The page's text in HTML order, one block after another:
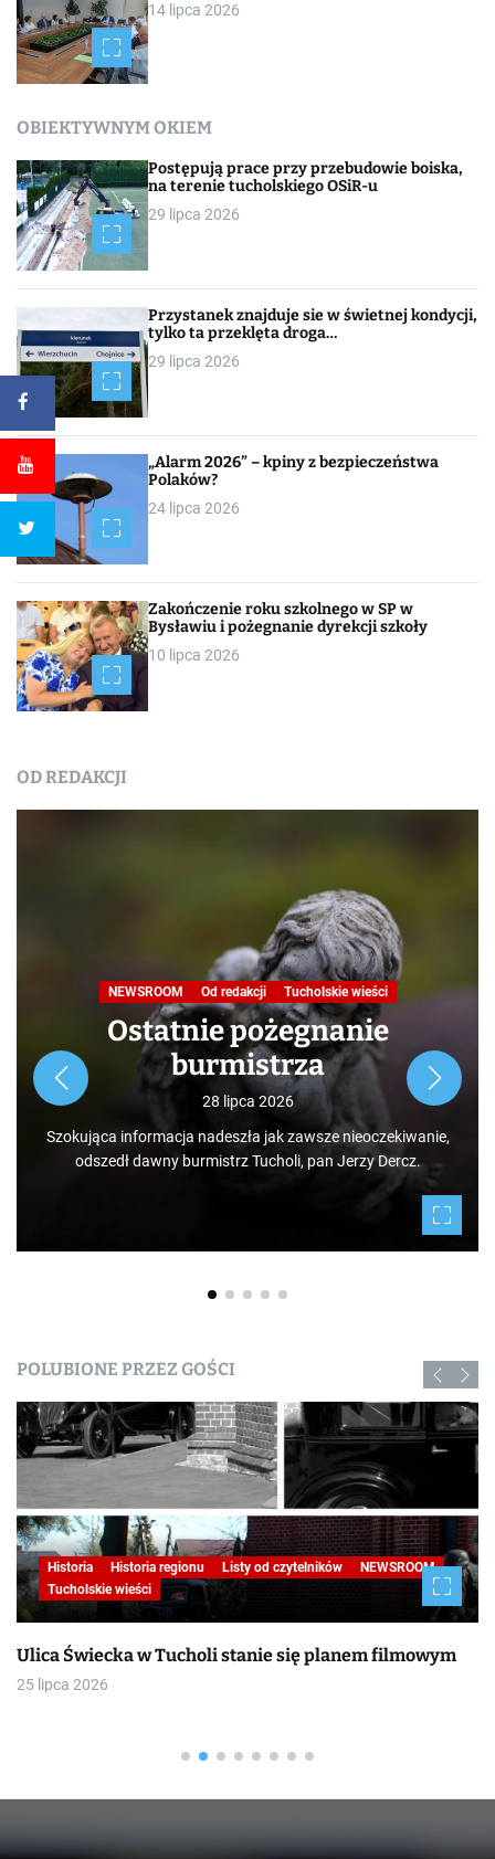
14 lipca 2026
OBIEKTYWNYM OKIEM
Postępują prace przy przebudowie boiska,
na terenie tucholskiego OSiR-u
29 lipca 2026
Przystanek znajduje sie w świetnej kondycji,
tylko ta przeklęta droga…
29 lipca 2026
„Alarm 2026” – kpiny z bezpieczeństwa
Polaków?
24 lipca 2026
Zakończenie roku szkolnego w SP w
Bysławiu i pożegnanie dyrekcji szkoły
10 lipca 2026
OD REDAKCJI
NEWSROOM Od redakcji Tucholskie wieści
Ostatnie pożegnanie
burmistrza
28 lipca 2026
Szokująca informacja nadeszła jak zawsze nieoczekiwanie,
odszedł dawny burmistrz Tucholi, pan Jerzy Dercz.
POLUBIONE PRZEZ GOŚCI
Historia Historia regionu Listy od czytelników
NEWSROOM
Tucholskie wieści
Ulica Świecka w Tucholi stanie się planem filmowym
25 lipca 2026